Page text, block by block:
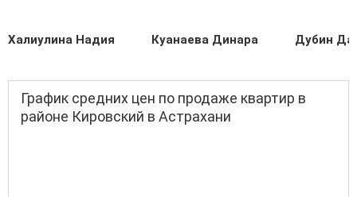
Халиулина Надия Куанаева Динара Дубин
График средних цен по продаже квартир в
районе Кировский в Астрахани